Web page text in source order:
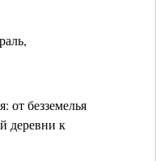
от безземелья
деревни к